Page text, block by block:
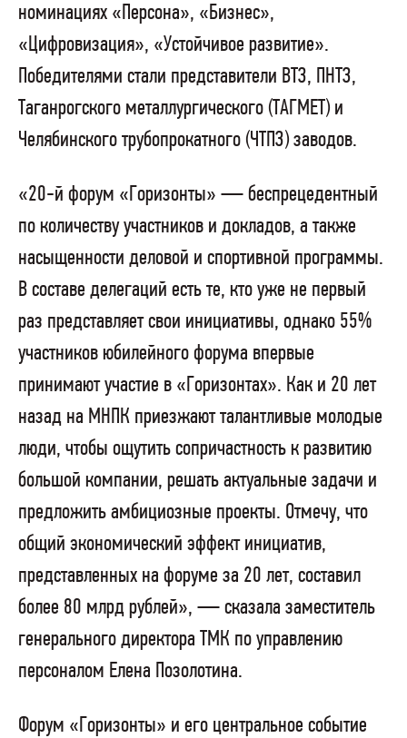
номинациях «Персона», «Бизнес»,
«Цифровизация», «Устойчивое развитие».
Победителями стали представители ВТЗ, ПНТЗ,
Таганрогского металлургического (ТАГМЕТ) и
Челябинского трубопрокатного (ЧТПЗ) заводов.
«20-й форум «Горизонты» — беспрецедентный
по количеству участников и докладов, а также
насыщенности деловой и спортивной программы.
В составе делегаций есть те, кто уже не первый
раз представляет свои инициативы, однако 55%
участников юбилейного форума впервые
принимают участие в «Горизонтах». Как и 20 лет
назад на МНПК приезжают талантливые молодые
люди, чтобы ощутить сопричастность к развитию
большой компании, решать актуальные задачи и
предложить амбициозные проекты. Отмечу, что
общий экономический эффект инициатив,
представленных на форуме за 20 лет, составил
более 80 млрд рублей», — сказала заместитель
генерального директора ТМК по управлению
персоналом Елена Позолотина.
Форум «Горизонты» и его центральное событие